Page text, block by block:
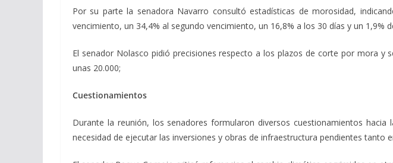
Por su parte la senadora Navarro consultó estadísticas de morosidad,
vencimiento, un 34,4% al segundo vencimiento, un 16,8% a los 30 días y un 1,9%
El senador Nolasco pidió precisiones respecto a los plazos de corte por mora y
unas 20.000;
Cuestionamientos
Durante la reunión, los senadores formularon diversos cuestionamientos
necesidad de ejecutar las inversiones y obras de infraestructura pendientes